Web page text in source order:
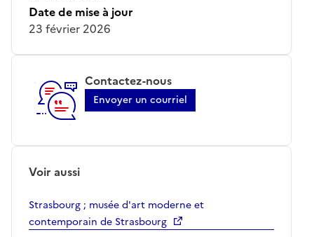
Date de mise à jour
23 février 2026
Contactez-nous
Envoyer un courriel
Voir aussi
Strasbourg ; musée d'art moderne et
contemporain de Strasbourg